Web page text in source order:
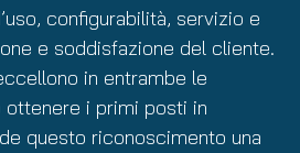
configurabilità, servizio e
e soddisfazione del cliente.
in entrambe le
ottenere i primi posti in
questo riconoscimento una